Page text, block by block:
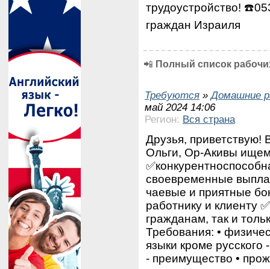
трудоустройство!
граждан Израиля
📲 Полный список
Требуются »Домашние
май 2024 14:06
Регион: Вся страна
Друзья, приветствую!
Ольги, Ор-Акивы
своевременные
чаевые и приятные
работнику и клиенту
гражданам, так и
Требования: •⁠
⁠языки кроме
- преимущество •⁠